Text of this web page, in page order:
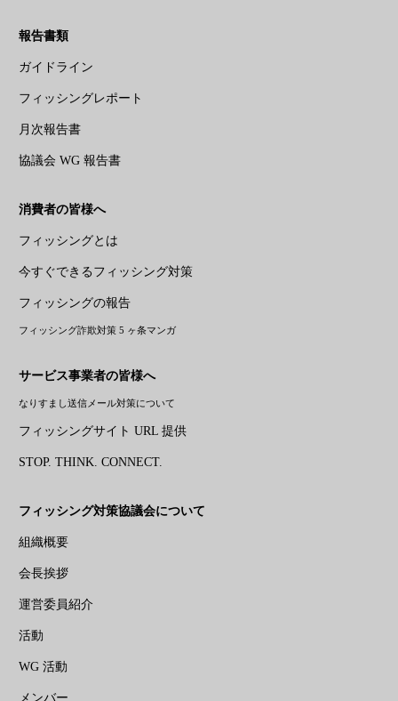
報告書類
ガイドライン
フィッシングレポート
月次報告書
協議会 WG 報告書
消費者の皆様へ
フィッシングとは
今すぐできるフィッシング対策
フィッシングの報告
フィッシング詐欺対策 5 ヶ条マンガ
サービス事業者の皆様へ
なりすまし送信メール対策について
フィッシングサイト URL 提供
STOP. THINK. CONNECT.
フィッシング対策協議会について
組織概要
会長挨拶
運営委員紹介
活動
WG 活動
メンバー